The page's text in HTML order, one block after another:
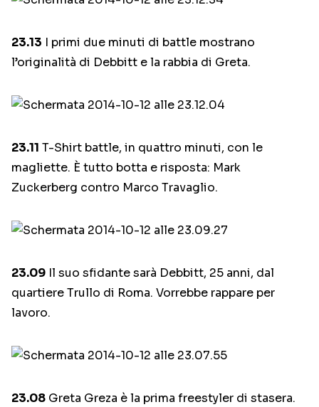
23.13 I primi due minuti di battle mostrano
l’originalità di Debbitt e la rabbia di Greta.
23.11 T-Shirt battle, in quattro minuti, con le
magliette. È tutto botta e risposta: Mark
Zuckerberg contro Marco Travaglio.
23.09 Il suo sfidante sarà Debbitt, 25 anni, dal
quartiere Trullo di Roma. Vorrebbe rappare per
lavoro.
23.08 Greta Greza è la prima freestyler di stasera.